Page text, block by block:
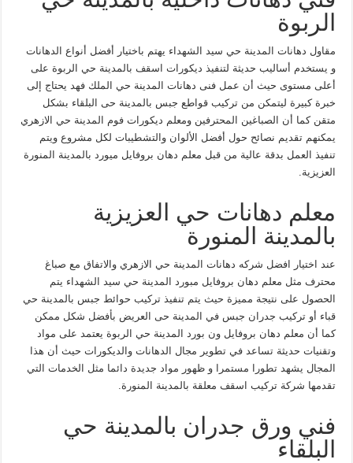
الربوة
مقاول دهانات المدينة حي سيد الشهداء يهتم باختيار أفضل أنواع الدهانات
و يستخدم أساليب حديثة لتنفيذ ديكورات اسقف بالمدينة حي الربوة على
أعلى مستوى حيث أن عمل فنى دهانات المدينة حي الملك فهد يحتاج إلى
خبرة كبيرة ليتمكن من تركيب قواطع جبس بالمدينة حى البلقاء بشكل
متقن كما أن الصباغين المحترفين ومعلم ديكورات فوم المدينة حي الازهري
يمكنهم تقديم نصائح حول أفضل الألوان والتشطيبات لكل مشروع ويتم
تنفيذ العمل بدقة عالية من قبل معلم دهان بروفايل ميورد بالمدينة المنورة
العزيزية.
معلم دهانات حي العزيزية
بالمدينة المنورة
عند اختيار افضل شركه دهانات المدينة حي الازهري والاتفاق مع صباغ
محترف مثل معلم دهان بروفايل مبورد المدينة حي سيد الشهداء يتم
الحصول على نتيجة مميزة حيث يتم تنفيذ تركيب حوائط جبس بالمدينة حي
قباء أو تركيب جدران جبس في المدينة حى العريض بأفضل شكل ممكن
كما أن معلم دهان بروفايل ون بورد المدينة حي الربوة يعتمد على مواد
وتقنيات حديثة تساعد في تطوير مجال الدهانات والديكورات حيث أن هذا
المجال يشهد تطورا مستمرا و ظهور مواد جديدة دائما مثل الخدمات التي
تقدمها شركة تركيب اسقف معلقة بالمدينة المنورة.
فني ورق جدران بالمدينة حي
البلقاء